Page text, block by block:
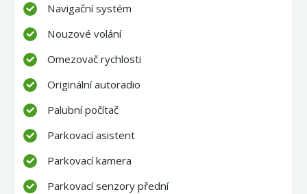
Navigační systém
Nouzové volání
Omezovač rychlosti
Originální autoradio
Palubní počítač
Parkovací asistent
Parkovací kamera
Parkovací senzory přední